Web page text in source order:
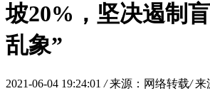
坡20%，坚决遏制
乱象”
2021-06-04 19:24:01 / 来源：网络转载/ 来